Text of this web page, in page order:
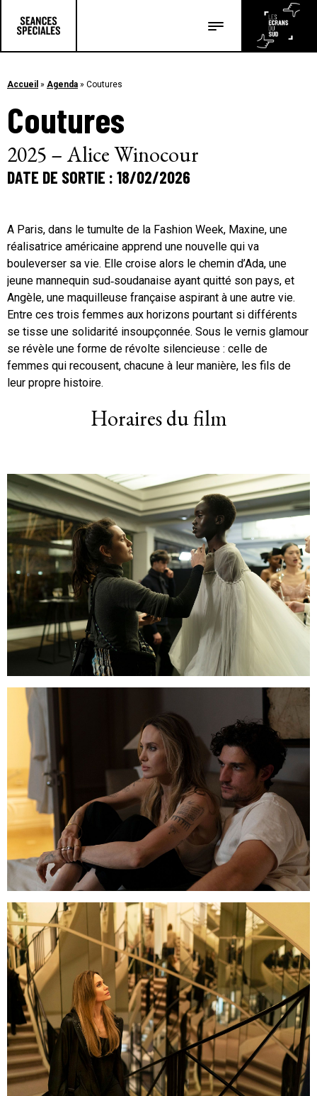
Accueil » Agenda » Coutures
Coutures
2025 – Alice Winocour
DATE DE SORTIE : 18/02/2026
A Paris, dans le tumulte de la Fashion Week, Maxine, une
réalisatrice américaine apprend une nouvelle qui va
bouleverser sa vie. Elle croise alors le chemin d’Ada, une
jeune mannequin sud‐soudanaise ayant quitté son pays, et
Angèle, une maquilleuse française aspirant à une autre vie.
Entre ces trois femmes aux horizons pourtant si différents
se tisse une solidarité insoupçonnée. Sous le vernis glamour
se révèle une forme de révolte silencieuse : celle de
femmes qui recousent, chacune à leur manière, les fils de
leur propre histoire.
Horaires du film